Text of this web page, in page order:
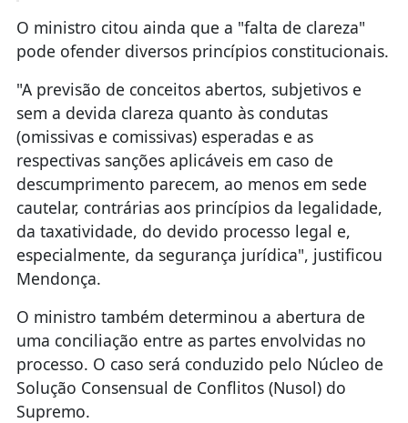
O ministro citou ainda que a "falta de clareza"
pode ofender diversos princípios constitucionais.
"A previsão de conceitos abertos, subjetivos e
sem a devida clareza quanto às condutas
(omissivas e comissivas) esperadas e as
respectivas sanções aplicáveis em caso de
descumprimento parecem, ao menos em sede
cautelar, contrárias aos princípios da legalidade,
da taxatividade, do devido processo legal e,
especialmente, da segurança jurídica", justificou
Mendonça.
O ministro também determinou a abertura de
uma conciliação entre as partes envolvidas no
processo. O caso será conduzido pelo Núcleo de
Solução Consensual de Conflitos (Nusol) do
Supremo.